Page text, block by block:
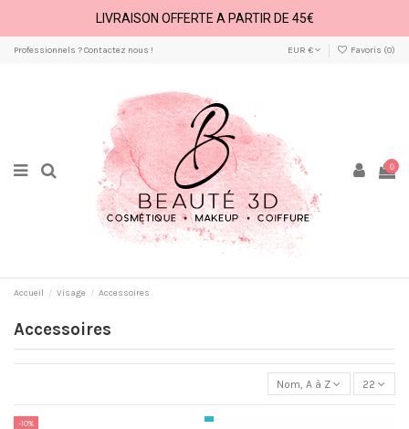
LIVRAISON OFFERTE A PARTIR DE 45€
Professionnels ? Contactez nous ! EUR € Favoris (0)
0
Accueil Visage Accessoires
Accessoires
Nom, A à Z 22
-10%